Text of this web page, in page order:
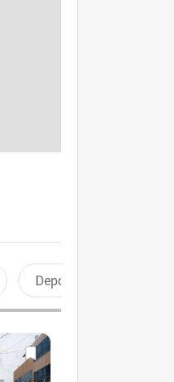
Deportes recreativos